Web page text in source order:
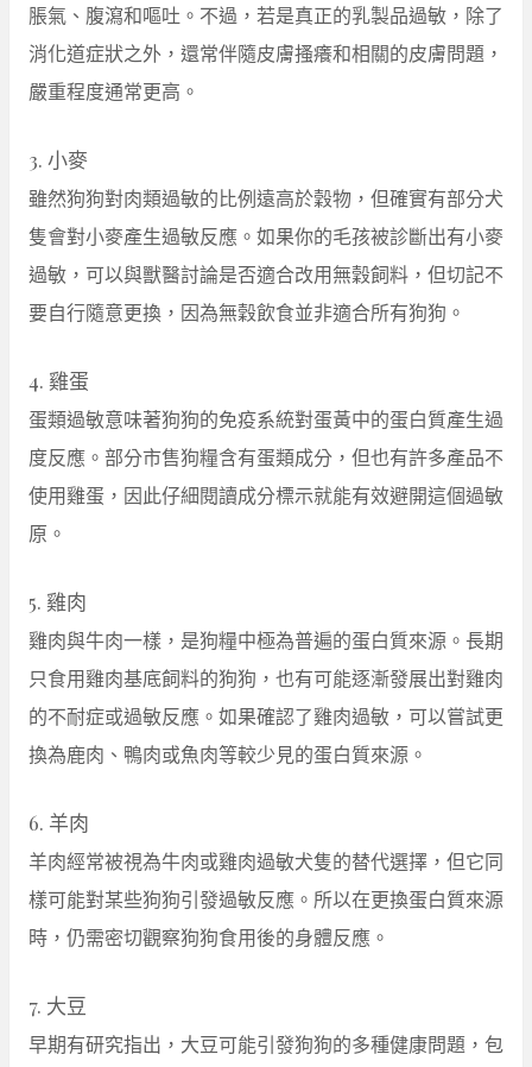
脹氣、腹瀉和嘔吐。不過，若是真正的乳製品過敏，除了
消化道症狀之外，還常伴隨皮膚搔癢和相關的皮膚問題，
嚴重程度通常更高。
3. 小麥
雖然狗狗對肉類過敏的比例遠高於穀物，但確實有部分犬
隻會對小麥產生過敏反應。如果你的毛孩被診斷出有小麥
過敏，可以與獸醫討論是否適合改用無穀飼料，但切記不
要自行隨意更換，因為無穀飲食並非適合所有狗狗。
4. 雞蛋
蛋類過敏意味著狗狗的免疫系統對蛋黃中的蛋白質產生過
度反應。部分市售狗糧含有蛋類成分，但也有許多產品不
使用雞蛋，因此仔細閱讀成分標示就能有效避開這個過敏
原。
5. 雞肉
雞肉與牛肉一樣，是狗糧中極為普遍的蛋白質來源。長期
只食用雞肉基底飼料的狗狗，也有可能逐漸發展出對雞肉
的不耐症或過敏反應。如果確認了雞肉過敏，可以嘗試更
換為鹿肉、鴨肉或魚肉等較少見的蛋白質來源。
6. 羊肉
羊肉經常被視為牛肉或雞肉過敏犬隻的替代選擇，但它同
樣可能對某些狗狗引發過敏反應。所以在更換蛋白質來源
時，仍需密切觀察狗狗食用後的身體反應。
7. 大豆
早期有研究指出，大豆可能引發狗狗的多種健康問題，包